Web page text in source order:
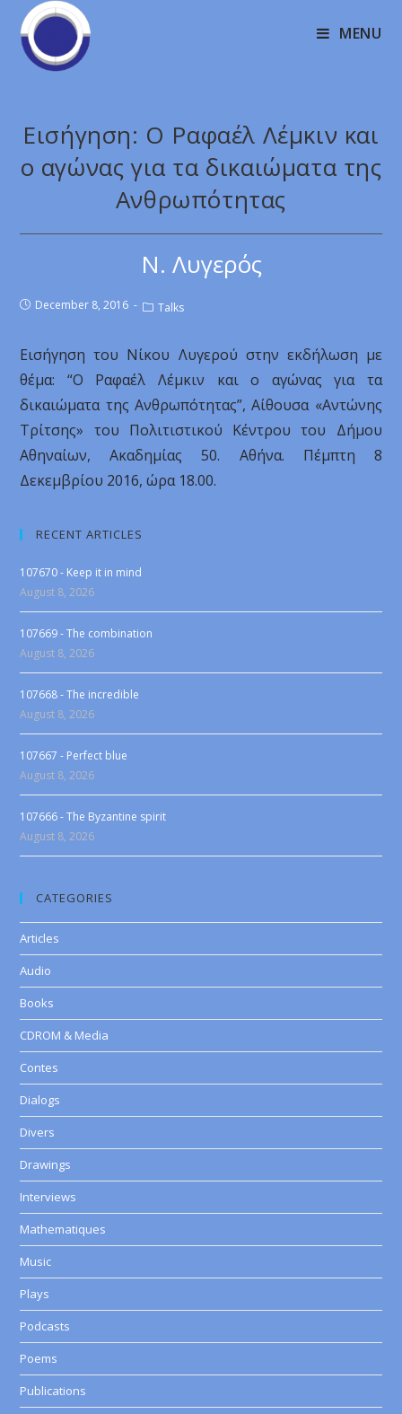
MENU
Εισήγηση: Ο Ραφαέλ Λέμκιν και
ο αγώνας για τα δικαιώματα της
Ανθρωπότητας
Ν. Λυγερός
December 8, 2016 Talks
Εισήγηση του Νίκου Λυγερού στην εκδήλωση με
θέμα: “Ο Ραφαέλ Λέμκιν και ο αγώνας για τα
δικαιώματα της Ανθρωπότητας”, Αίθουσα «Αντώνης
Τρίτσης» του Πολιτιστικού Κέντρου του Δήμου
Αθηναίων, Ακαδημίας 50. Αθήνα. Πέμπτη 8
Δεκεμβρίου 2016, ώρα 18.00.
RECENT ARTICLES
107670 - Keep it in mind
August 8, 2026
107669 - The combination
August 8, 2026
107668 - The incredible
August 8, 2026
107667 - Perfect blue
August 8, 2026
107666 - The Byzantine spirit
August 8, 2026
CATEGORIES
Articles
Audio
Books
CDROM & Media
Contes
Dialogs
Divers
Drawings
Interviews
Mathematiques
Music
Plays
Podcasts
Poems
Publications